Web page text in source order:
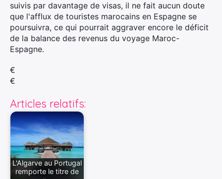
suivis par davantage de visas, il ne fait aucun doute
que l'afflux de touristes marocains en Espagne se
poursuivra, ce qui pourrait aggraver encore le déficit
de la balance des revenus du voyage Maroc-
Espagne.
€
€
Articles relatifs:
L'Algarve au Portugal
remporte le titre de